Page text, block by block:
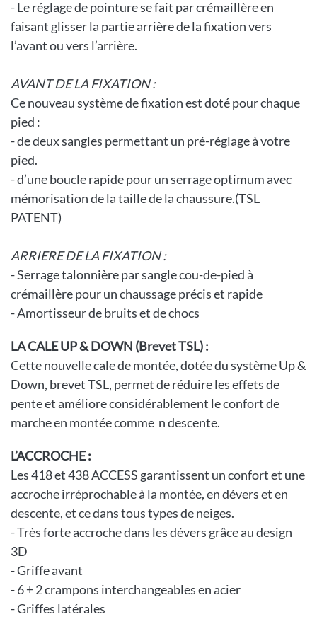
- Le réglage de pointure se fait par crémaillère en
faisant glisser la partie arrière de la fixation vers
l’avant ou vers l’arrière.
AVANT DE LA FIXATION :
Ce nouveau système de fixation est doté pour chaque
pied :
- de deux sangles permettant un pré-réglage à votre
pied.
- d’une boucle rapide pour un serrage optimum avec
mémorisation de la taille de la chaussure.(TSL
PATENT)
ARRIERE DE LA FIXATION :
- Serrage talonnière par sangle cou-de-pied à
crémaillère pour un chaussage précis et rapide
- Amortisseur de bruits et de chocs
LA CALE UP & DOWN (Brevet TSL) :
Cette nouvelle cale de montée, dotée du système Up &
Down, brevet TSL, permet de réduire les effets de
pente et améliore considérablement le confort de
marche en montée comme n descente.
L’ACCROCHE :
Les 418 et 438 ACCESS garantissent un confort et une
accroche irréprochable à la montée, en dévers et en
descente, et ce dans tous types de neiges.
- Très forte accroche dans les dévers grâce au design
3D
- Griffe avant
- 6 + 2 crampons interchangeables en acier
- Griffes latérales